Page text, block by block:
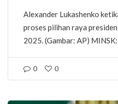
Alexander Lukashenko
proses pilihan raya
2025. (Gambar: AP)
0 0